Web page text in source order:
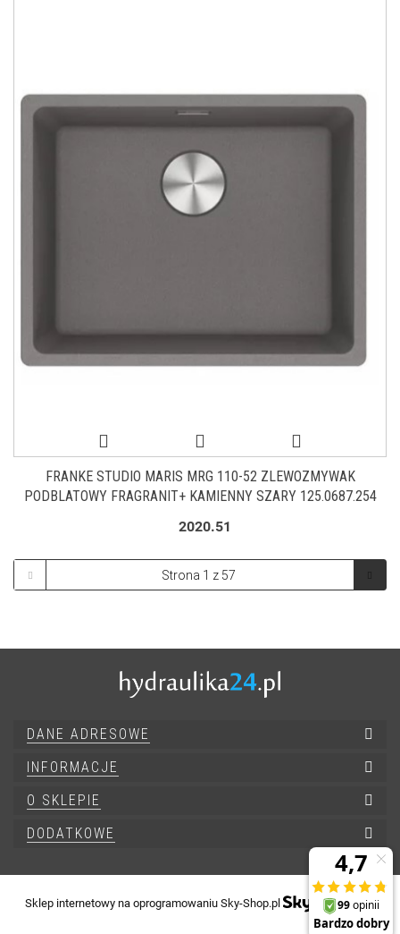
FRANKE STUDIO MARIS MRG 110-52 ZLEWOZMYWAK
PODBLATOWY FRAGRANIT+ KAMIENNY SZARY 125.0687.254
2020.51
DANE ADRESOWE
INFORMACJE
O SKLEPIE
DODATKOWE
Sklep internetowy na oprogramowaniu Sky-Shop.pl